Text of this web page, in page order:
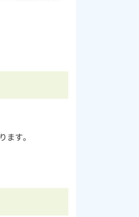
ます。